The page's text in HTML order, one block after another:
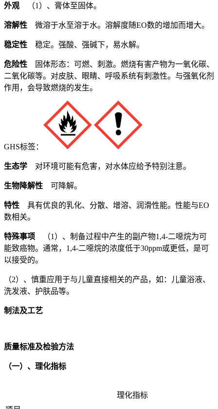
外观 （1）、膏体至固体。
溶解性 微溶于水至溶于水。溶解度随EO数的增加而增大。
稳定性 稳定。强酸、强碱下，易水解。
危险性
固体形态：可燃、刺激。燃烧有害产物为一氧化碳、
二氧化碳等。对皮肤、眼睛、呼吸系统有刺激性。与强氧化剂
作用，会导致燃烧的发生。
GHS标签：
生态学 对环境可能有危害，对水体应给予特别注意。
生物降解性 可降解。
特性 具有优良的乳化、分散、增溶、润滑性能。性能与EO
数相关。
特殊事项
（1）、制备过程中产生的副产物1,4-二噁烷为可
能致癌物。通常，1,4-二噁烷的浓度低于30ppm或更低，是可
以接受的。
（2）、慎重应用于与儿童直接相关的产品，如：儿童浴液、
洗发液、护肤品等。
制法及工艺
质量标准及检验方法
（一）、理化指标
理化指标